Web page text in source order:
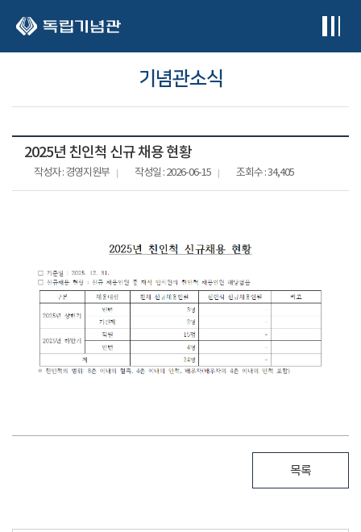
기념관소식
2025년 친인척 신규 채용 현황
작성자 : 경영지원부 작성일 : 2026-06-15 조회수 : 34,405
목록